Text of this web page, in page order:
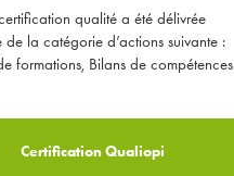
qualité a été délivrée
de la catégorie d’actions suivante :
formations, Bilans de compétences
Certification Qualiopi